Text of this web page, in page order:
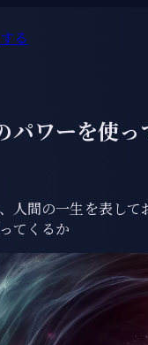
る
ワーを使っ
人間の一生を表し
てくるか